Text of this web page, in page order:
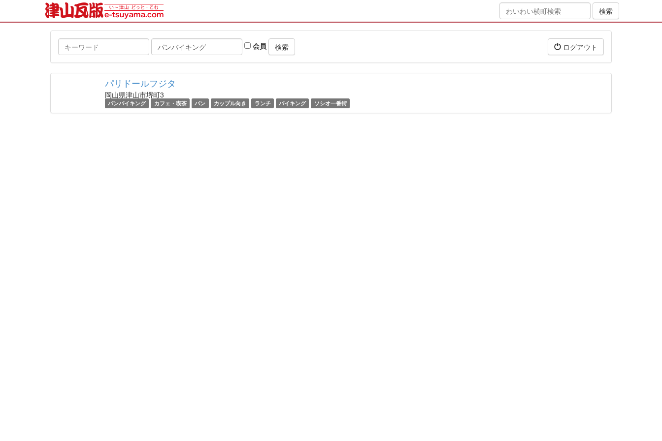
キ
ー
ワ
ー
タ
グ
会員 ログアウト
パリドールフジタ
岡山県津山市堺町3
パンバイキング カフェ・喫茶 パン カップル向き ランチ バイキング ソシオ一番街